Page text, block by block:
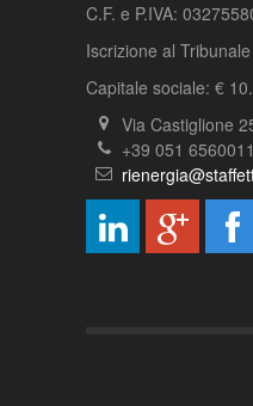
C.F. e P.IVA:
Iscrizione al
Capitale sociale: €
Via Castiglione
+39 051 6560011